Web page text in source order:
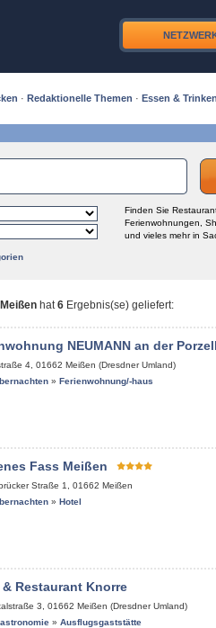
· Redaktionelle Themen · Essen &
Finden Sie
Ferienwohnungen,
und vieles mehr in
hat6 Ergebnis(se) geliefert:
NEUMANN an der
4 01662 Meißen (Dresdner Umland)
» Ferienwohnung/-haus
Fass Meißen
Straße 1 01662 Meißen
» Hotel
& Restaurant Knorre
3 01662 Meißen (Dresdner Umland)
» Ausflugsgaststätte